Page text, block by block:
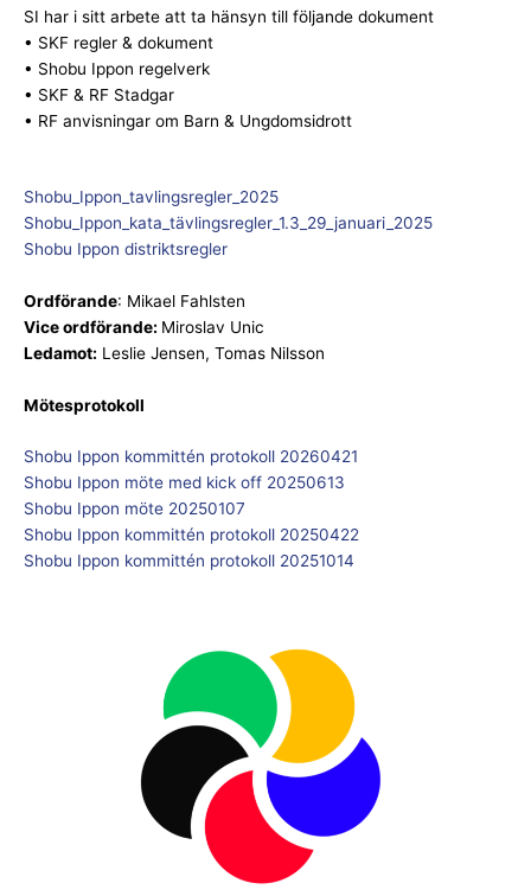
SI har i sitt arbete att ta hänsyn till följande dokument
• SKF regler & dokument
• Shobu Ippon regelverk
• SKF & RF Stadgar
• RF anvisningar om Barn & Ungdomsidrott
Shobu_Ippon_tavlingsregler_2025
Shobu_Ippon_kata_tävlingsregler_1.3_29_januari_2025
Shobu Ippon distriktsregler
Ordförande: Mikael Fahlsten
Vice ordförande: Miroslav Unic
Ledamot: Leslie Jensen, Tomas Nilsson
Mötesprotokoll
Shobu Ippon kommittén protokoll 20260421
Shobu Ippon möte med kick off 20250613
Shobu Ippon möte 20250107
Shobu Ippon kommittén protokoll 20250422
Shobu Ippon kommittén protokoll 20251014